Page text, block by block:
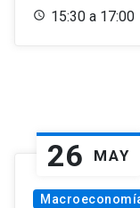
15:30 a 17:00
26 MAY